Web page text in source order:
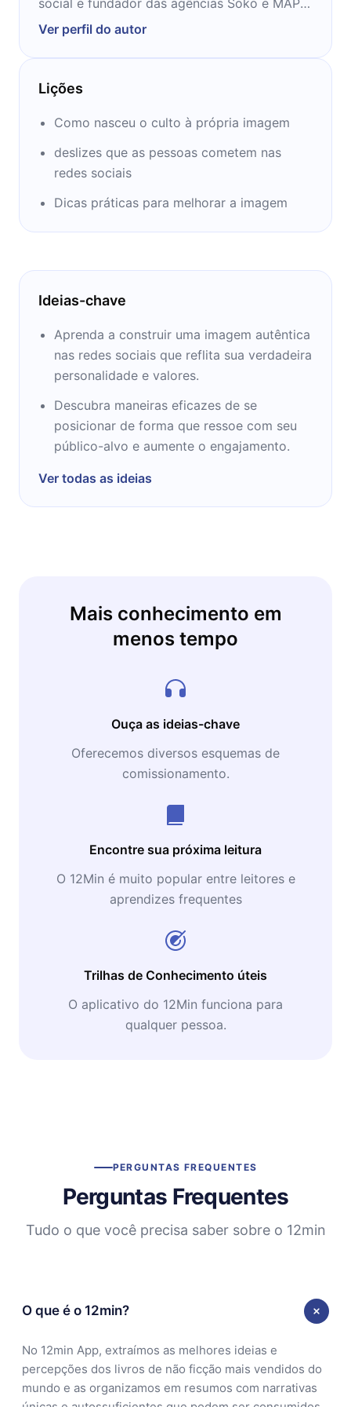
Brasil. É também influenciador digital, com
sociais.
Ver perfil do autor
Lições
Como nasceu o culto à própria imagem
deslizes que as pessoas cometem nas
redes sociais
Dicas práticas para melhorar a imagem
Ideias-chave
Aprenda a construir uma imagem autêntica
nas redes sociais que reflita sua verdadeira
personalidade e valores.
Descubra maneiras eficazes de se
posicionar de forma que ressoe com seu
público-alvo e aumente o engajamento.
Ver todas as ideias
Mais conhecimento em
menos tempo
Ouça as ideias-chave
Oferecemos diversos esquemas de
comissionamento.
Encontre sua próxima leitura
O 12Min é muito popular entre leitores e
aprendizes frequentes
Trilhas de Conhecimento úteis
O aplicativo do 12Min funciona para
qualquer pessoa.
PERGUNTAS FREQUENTES
Perguntas Frequentes
Tudo o que você precisa saber sobre o 12min
O que é o 12min?
No 12min App, extraímos as melhores ideias e
percepções dos livros de não ficção mais vendidos do
mundo e as organizamos em resumos com narrativas